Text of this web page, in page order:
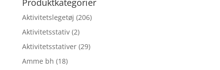
Aktivitetslegetøj (206)
Aktivitetsstativ (2)
Aktivitetsstativer (29)
Amme bh (18)